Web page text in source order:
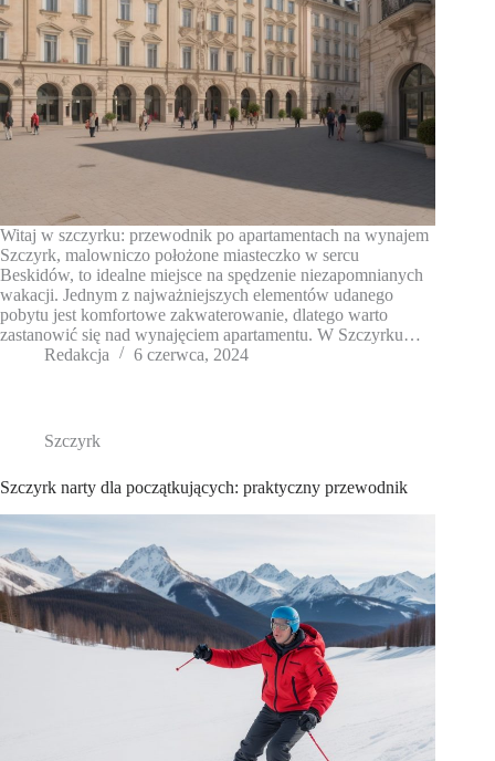
Witaj w szczyrku: przewodnik po apartamentach na wynajem
Szczyrk, malowniczo położone miasteczko w sercu
Beskidów, to idealne miejsce na spędzenie niezapomnianych
wakacji. Jednym z najważniejszych elementów udanego
pobytu jest komfortowe zakwaterowanie, dlatego warto
zastanowić się nad wynajęciem apartamentu. W Szczyrku…
Redakcja
6 czerwca, 2024
Szczyrk
Szczyrk narty dla początkujących: praktyczny przewodnik